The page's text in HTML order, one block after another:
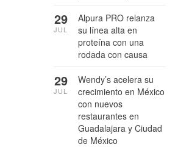
Alpura PRO relanza
su línea alta en
proteína con una
rodada con causa
29
JUL
Wendy’s acelera su
crecimiento en México
con nuevos
restaurantes en
Guadalajara y Ciudad
de México
29
JUL